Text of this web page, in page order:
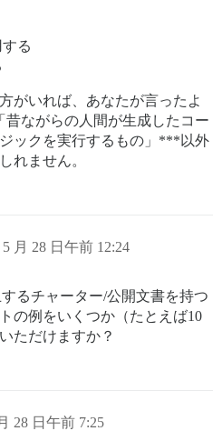
る
がいれば、あなたが言ったよ
ながらの人間が生成したコー
ックを実行するもの」***以外
れません。
5 月 28 日午前 12:24
るチャーター/公開文書を持つ
の例をいくつか（たとえば10
ただけますか？
28 日午前 7:25